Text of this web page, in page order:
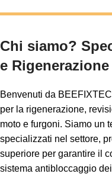
Chi siamo?
e
Benvenuti da
per la rigenerazione,
moto e furgoni. Siamo un
specializzati nel settore,
superiore per garantire il
sistema antibloccaggio